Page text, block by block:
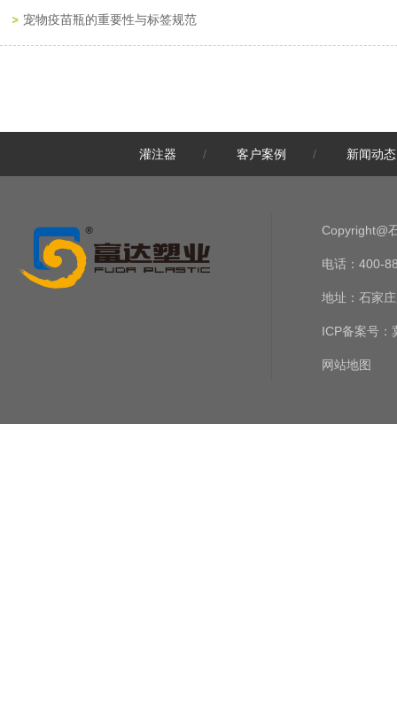
宠物疫苗瓶的重要性与标签规范
兽药协会发布《动物疫苗复合皂苷佐剂（YSK M101）》团体标准
兽用疫苗瓶：材料、生产工艺和质量标准详解
提升兽用预灌封注射器密封性的关键因素
灌注器 / 客户案例 / 新闻动态
Copyright@
电话：400-
地址：石家
ICP备案号：
网站地图